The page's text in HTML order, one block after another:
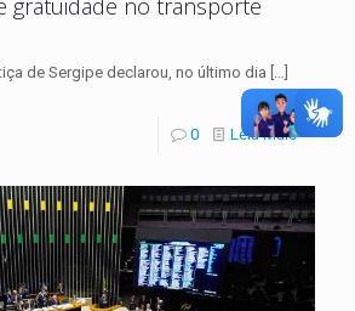
de Sergipe declarou, no último dia […]
0 Leia Mais